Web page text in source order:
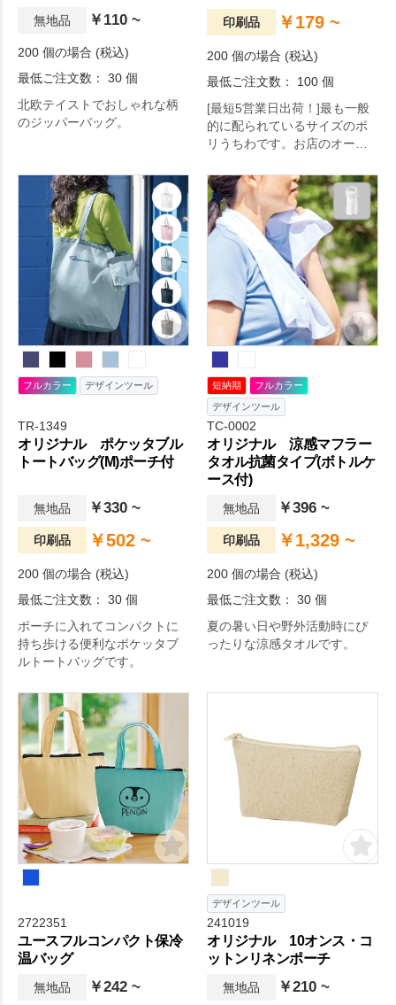
無地品 ￥110 ~
200 個の場合 (税込)
最低ご注文数： 30 個
北欧テイストでおしゃれな柄
のジッパーバッグ。
印刷品 ￥179 ~
200 個の場合 (税込)
最低ご注文数： 100 個
[最短5営業日出荷！]最も一般
的に配られているサイズのポ
リうちわです。お店のオープ
ント来場者向けのノベルティ
としてオススメです。
フルカラー デザインツール
TR-1349
オリジナル ポケッタブル
トートバッグ(M)ポーチ付
無地品 ￥330 ~
印刷品 ￥502 ~
200 個の場合 (税込)
最低ご注文数： 30 個
ポーチに入れてコンパクトに
持ち歩ける便利なポケッタブ
ルトートバッグです。
短納期
フルカラー
デザインツール
TC-0002
オリジナル 涼感マフラー
タオル抗菌タイプ(ボトルケ
ース付)
無地品 ￥396 ~
印刷品 ￥1,329 ~
200 個の場合 (税込)
最低ご注文数： 30 個
夏の暑い日や野外活動時にぴ
ったりな涼感タオルです。
2722351
ユースフルコンパクト保冷
温バッグ
無地品 ￥242 ~
デザインツール
241019
オリジナル 10オンス・コ
ットンリネンポーチ
無地品 ￥210 ~